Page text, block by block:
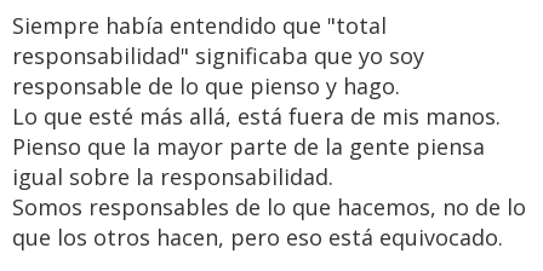
Siempre había entendido que "total
responsabilidad" significaba que yo soy
responsable de lo que pienso y hago.
Lo que esté más allá, está fuera de mis manos.
Pienso que la mayor parte de la gente piensa
igual sobre la responsabilidad.
Somos responsables de lo que hacemos, no de lo
que los otros hacen, pero eso está equivocado.